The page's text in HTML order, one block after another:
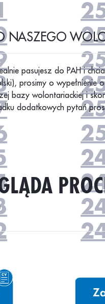
NASZEGO
pasujesz do PAH i
prosimy o wypełnienie
bazy wolontariackiej i
dodatkowych pytań